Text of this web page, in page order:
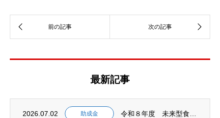
最新記事
2026.07.02 助成金